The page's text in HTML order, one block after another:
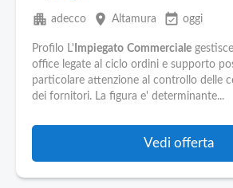
apartment adecco place Altamura event_available oggi
Profilo L' Impiegato Commerciale
office legate al ciclo ordini e supporto
particolare attenzione al controllo delle
dei fornitori. La figura e' determinante...
Vedi offerta